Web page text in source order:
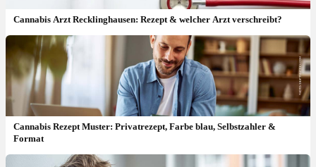
Cannabis Arzt Recklinghausen: Rezept & welcher Arzt verschreibt?
Cannabis Rezept Muster: Privatrezept, Farbe blau, Selbstzahler &
Format